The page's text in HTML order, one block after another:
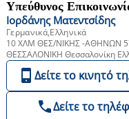
Υπεύθυνος
Ιορδάνης Ματεντσίδης
Γερμανικά,Ελληνικά
10 ΧΛΜ ΘΕΣ/ΝΙΚΗΣ -ΑΘΗΝΩΝ
ΘΕΣΣΑΛΟΝΙΚΗ Θεσσαλονίκη
Δείτε το κινητό
Δείτε το